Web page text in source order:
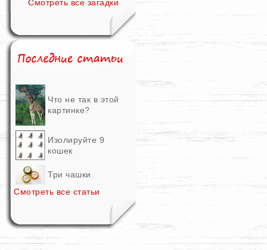
Смотреть все загадки
Что не так в этой
картинке?
Изолируйте 9
кошек
Три чашки
Смотреть все статьи